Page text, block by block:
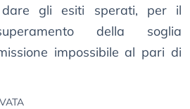
gli esiti sperati, per il
della soglia
impossibile al pari di